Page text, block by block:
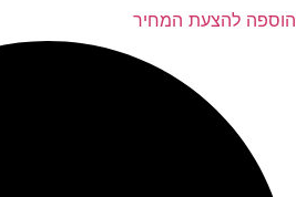
הוספה להצעת המחיר